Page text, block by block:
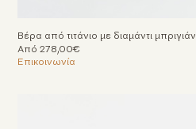
Βέρα από τιτάνιο με διαμάντι μπριγιάν
Από 278,00€
Επικοινωνία